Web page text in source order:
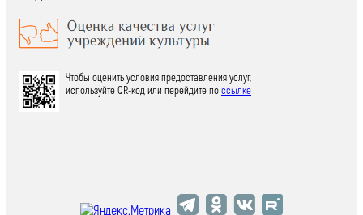
Чтобы оценить условия предоставления услуг,
используйте QR-код или перейдите поссылке